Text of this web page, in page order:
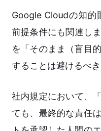
Google Cloudの知的
前提条件にも関連し
を「そのまま（盲目
することは避けるべき
社内規定において、
ても、最終的な責任